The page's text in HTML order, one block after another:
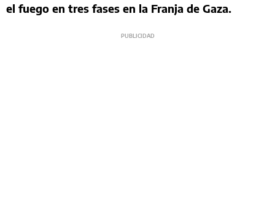
el fuego en tres fases en la Franja de Gaza.